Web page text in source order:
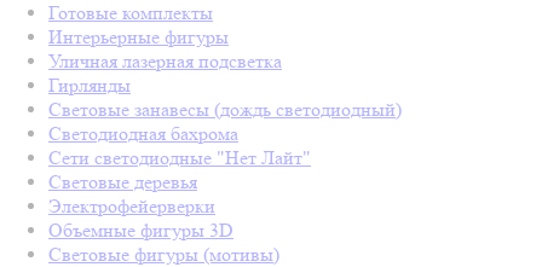
Готовые комплекты
Интерьерные фигуры
Уличная лазерная подсветка
Гирлянды
Световые занавесы (дождь светодиодный)
Светодиодная бахрома
Сети светодиодные "Нет Лайт"
Световые деревья
Электрофейерверки
Объемные фигуры 3D
Световые фигуры (мотивы)